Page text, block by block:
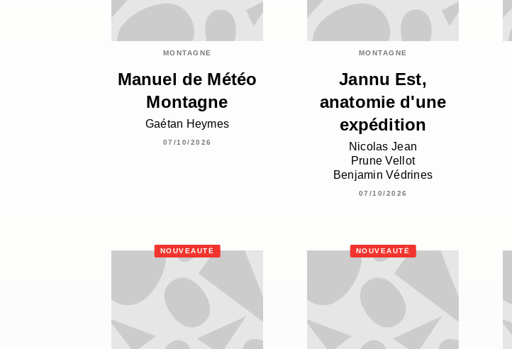
MONTAGNE
Manuel de Météo
Montagne
Gaétan Heymes
07/10/2026
MONTAGNE
Jannu Est,
anatomie d'une
expédition
Nicolas Jean
Prune Vellot
Benjamin Védrines
07/10/2026
NOUVEAUTÉ NOUVEAUTÉ